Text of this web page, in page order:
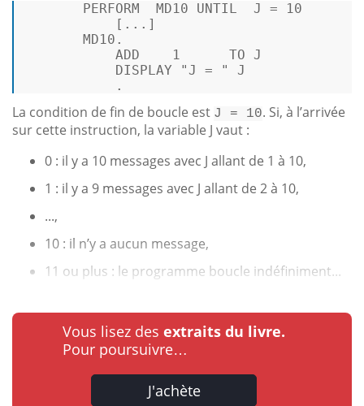
       PERFORM  MD10
UNTIL
  J =
10
           [...]
       MD10.
           ADD
1 TO J
           DISPLAY
"J = "
J
           .
La condition de fin de boucle est J = 10. Si, à l’arrivée
sur cette instruction, la variable J vaut :
0 : il y a 10 messages avec J allant de 1 à 10,
1 : il y a 9 messages avec J allant de 2 à 10,
...,
10 : il n’y a aucun message,
11 ou plus : le programme boucle indéfiniment...
Vous lisez des extraits du livre.
Pour poursuivre…
J'achète